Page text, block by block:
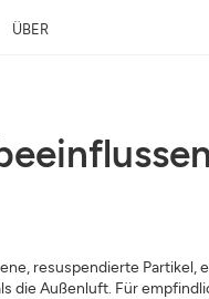
ÜBER
resuspendierte Partikel,
die Außenluft. Für
Auswirkung auf